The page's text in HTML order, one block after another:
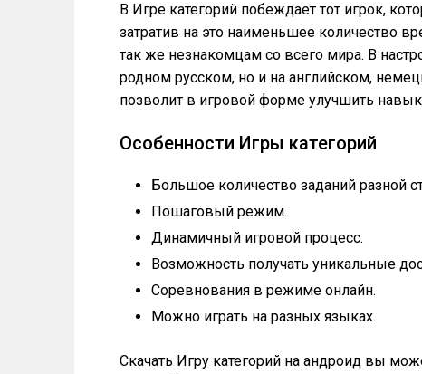
В Игре категорий побеждает тот игрок,
затратив на это наименьшее количество
так же незнакомцам со всего мира. В
родном русском, но и на английском,
позволит в игровой форме улучшить
Особенности Игры категорий
Большое количество заданий разной
Пошаговый режим.
Динамичный игровой процесс.
Возможность получать уникальные
Соревнования в режиме онлайн.
Можно играть на разных языках.
Скачать Игру категорий на андроид вы